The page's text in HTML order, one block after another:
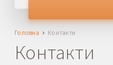
Головна Контакти
Контакти